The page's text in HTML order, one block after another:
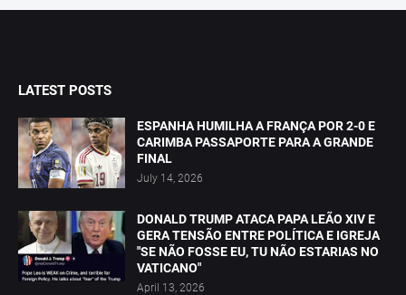
LATEST POSTS
ESPANHA HUMILHA A FRANÇA POR 2-0 E
CARIMBA PASSAPORTE PARA A GRANDE
FINAL
July 14, 2026
DONALD TRUMP ATACA PAPA LEÃO XIV E
GERA TENSÃO ENTRE POLÍTICA E IGREJA
"SE NÃO FOSSE EU, TU NÃO ESTARIAS NO
VATICANO"
April 13, 2026